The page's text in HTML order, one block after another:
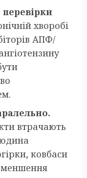
перевірки
хворобі
АПФ/
втрачають
ковбаси